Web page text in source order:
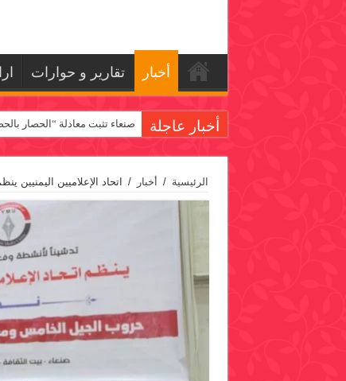
أخبار تقارير و حوارات
أخبار عاجلة صنعاء تثبت معادلة “الحصار
الرئيسية / أخبار / اتحاد الإعلاميين